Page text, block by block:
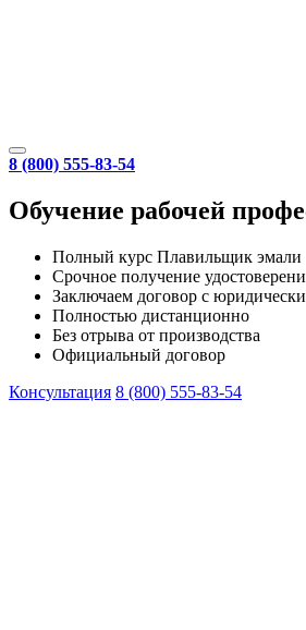
8 (800) 555-83-54
Обучение рабочей
Полный курс Плавильщик эмали
Срочное получение
Заключаем договор с
Полностью дистанционно
Без отрыва от производства
Официальный договор
Консультация 8 (800) 555-83-54